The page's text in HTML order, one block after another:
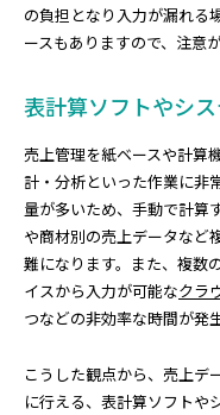
の負担となり入力が漏れる
ースもありますので、注意が
表計算ソフトやシ
売上管理を紙ベースや計算
計・分析といった作業に非
量が多いため、手動で計算
や商材別の売上データなど
難になります。また、複数
イスから入力が可能なクラ
つなどの非効率な時間が発
こうした観点から、売上デ
に行える、表計算ソフトや